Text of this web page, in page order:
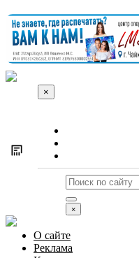
×
×
О сайте
Реклама